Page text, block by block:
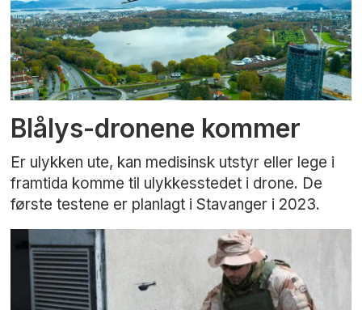
Blålys-dronene kommer
Er ulykken ute, kan medisinsk utstyr eller lege i
framtida komme til ulykkesstedet i drone. De
første testene er planlagt i Stavanger i 2023.